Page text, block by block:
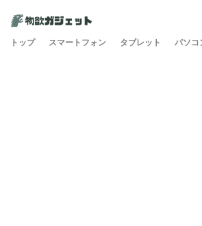
トップ スマートフォン タブレット パソコ
カテゴリー